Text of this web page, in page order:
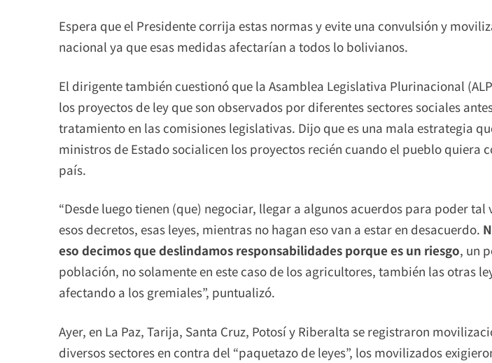
Espera que el Presidente corrija estas normas y evite una convulsión y
nacional ya que esas medidas afectarían a todos lo bolivianos.
El dirigente también cuestionó que la Asamblea Legislativa Plurinacional
los proyectos de ley que son observados por diferentes sectores sociales
tratamiento en las comisiones legislativas. Dijo que es una mala estrategia
ministros de Estado socialicen los proyectos recién cuando el pueblo quiera
país.
“Desde luego tienen (que) negociar, llegar a algunos acuerdos para poder tal
esos decretos, esas leyes, mientras no hagan eso van a estar en desacuerdo.
eso decimos que deslindamos responsabilidades porque es un riesgo, un
población, no solamente en este caso de los agricultores, también las otras
afectando a los gremiales”, puntualizó.
Ayer, en La Paz, Tarija, Santa Cruz, Potosí y Riberalta se registraron
diversos sectores en contra del “paquetazo de leyes”, los movilizados